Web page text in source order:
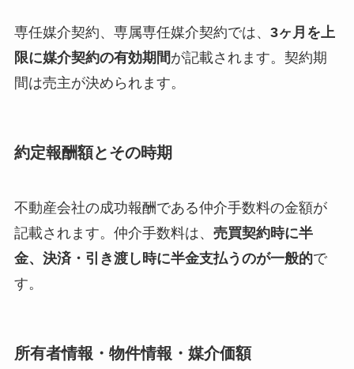
専任媒介契約、専属専任媒介契約では、 3ヶ月を上
限に媒介契約の有効期間が記載されます。契約期
間は売主が決められます。
約定報酬額とその時期
不動産会社の成功報酬である仲介手数料の金額が
記載されます。仲介手数料は、 売買契約時に半
金、決済・引き渡し時に半金支払うのが一般的で
す。
所有者情報・物件情報・媒介価額